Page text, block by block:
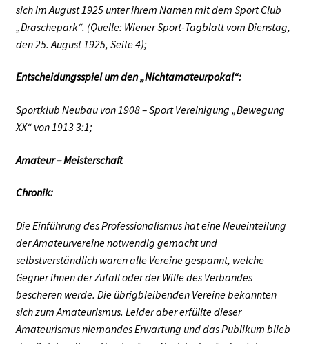
sich im August 1925 unter ihrem Namen mit dem Sport Club
„Draschepark“. (Quelle: Wiener Sport-Tagblatt vom Dienstag,
den 25. August 1925, Seite 4);
Entscheidungsspiel um den „Nichtamateurpokal“:
Sportklub Neubau von 1908 – Sport Vereinigung „Bewegung
XX“ von 1913 3:1;
Amateur – Meisterschaft
Chronik:
Die Einführung des Professionalismus hat eine Neueinteilung
der Amateurvereine notwendig gemacht und
selbstverständlich waren alle Vereine gespannt, welche
Gegner ihnen der Zufall oder der Wille des Verbandes
bescheren werde. Die übrigbleibenden Vereine bekannten
sich zum Amateurismus. Leider aber erfüllte dieser
Amateurismus niemandes Erwartung und das Publikum blieb